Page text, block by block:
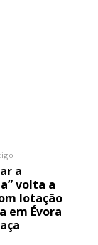
a
volta a
lotação
em Évora